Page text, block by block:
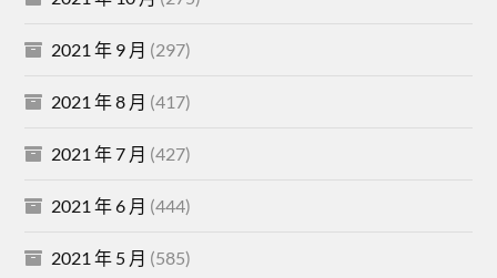
2021 年 9 月 (297)
2021 年 8 月 (417)
2021 年 7 月 (427)
2021 年 6 月 (444)
2021 年 5 月 (585)